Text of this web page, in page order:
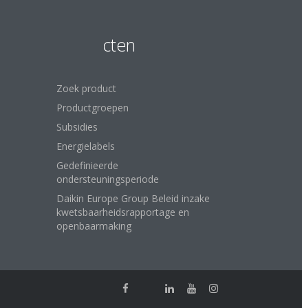
Producten
Zoek product
Productgroepen
Subsidies
Energielabels
Gedefinieerde
ondersteuningsperiode
Daikin Europe Group Beleid inzake
kwetsbaarheidsrapportage en
openbaarmaking